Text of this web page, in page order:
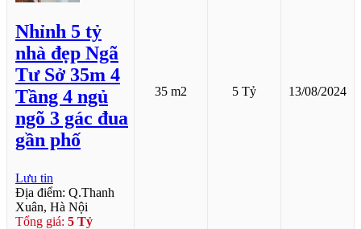
Nhỉnh 5 tỷ
nhà đẹp Ngã
Tư Sở 35m 4
Tầng 4 ngủ
ngõ 3 gác đua
gần phố
Lưu tin
Địa điểm: Q.Thanh
Xuân, Hà Nội
Tổng giá: 5 Tỷ
35 m2 5 Tỷ 13/08/2024